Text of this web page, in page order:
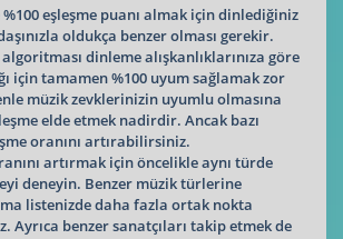
eşleşme puanı almak için dinlediğiniz
oldukça benzer olması gerekir.
dinleme alışkanlıklarınıza göre
için tamamen %100 uyum sağlamak zor
müzik zevklerinizin uyumlu olmasına
elde etmek nadirdir. Ancak bazı
oranını artırabilirsiniz.
artırmak için öncelikle aynı türde
deneyin. Benzer müzik türlerine
listenizde daha fazla ortak nokta
benzer sanatçıları takip etmek de